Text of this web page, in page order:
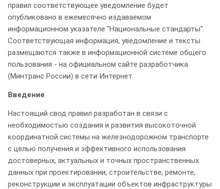
правил соответствующее уведомление будет
опубликовано в ежемесячно издаваемом
информационном указателе "Национальные стандарты".
Соответствующая информация, уведомление и тексты
размещаются также в информационной системе общего
пользования - на официальном сайте разработчика
(Минтранс России) в сети Интернет
Введение
Настоящий свод правил разработан в связи с
необходимостью создания и развития высокоточной
координатной системы на железнодорожном транспорте
с целью получения и эффективного использования
достоверных, актуальных и точных пространственных
данных при проектировании, строительстве, ремонте,
реконструкции и эксплуатации объектов инфраструктуры